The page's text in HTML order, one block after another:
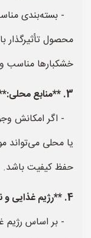
- بسته‌بندی
محصول تأثیرگذار
خشکبارها مناسب
3. **منابع محلی:**
- اگر امکانش
یا محلی می‌تواند
حفظ کیفیت باشد.
4. **رژیم غذایی و نیازهای خاص:**
- بر اساس رژیم